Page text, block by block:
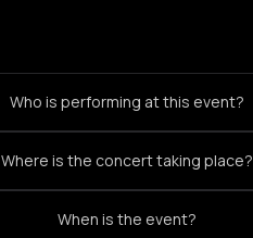
Who is performing at this event?
Where is the concert taking place?
When is the event?